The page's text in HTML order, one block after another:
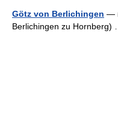
Götz von Berlichingen —
Berlichingen zu